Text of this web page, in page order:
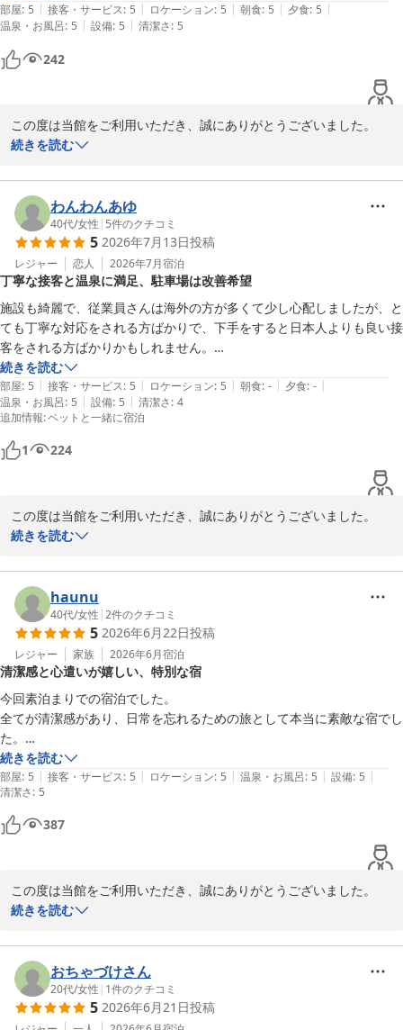
ら新渚館の様子を話したら喜んでいました。
お料理は評判通り、どれも美味しかったです。一つ一つ丁寧な仕事をし
ているのがわかります。夕食のお刺身も新鮮！金目鯛のしゃぶしゃぶは
出汁が美味しかったので、レンゲをもらい出汁を飲み干しました。朝食
のマグロのすき身、鯵の干物が美味し過ぎて、ご飯をおかわりしたくら
部屋: 5 | 接客・サービス: 5 | ロケーション: 5 | 朝食: 5 | 夕食: 5 |
温泉・お風呂: 5 | 設備: 5 | 清潔さ: 5
242
この度は当館をご利用いただき、誠にありがとうございました。
し上げます。
チェックアウトの際に懐かしい思い出をお聞かせいただけたことを
大変嬉しく思っております。
また、お料理につきましても数々のお褒めのお言葉をいただき、誠
にありがとうございます。出汁までお楽しみいただけたとのこと、
料理長をはじめ調理スタッフにとって何よりの励みでございます。
次回もご家族皆様に心地よい時間をお過ごしいただけるよう、スタ
ッフ一同心を込めてお迎えいたします。
また皆様にお会いできます日を、心より楽しみにお待ち申し上げて
おります。
熱海温泉 熱海 ホテル渚館
続きを読む
わんわんあゆ
40代/女性 | 5件のクチコミ
5 2026年7月13日投稿
レジャー 恋人 2026年7月宿泊
丁寧な接客と温泉に満足、駐車場は改善希望
施設も綺麗で、従業員さんは海外の方が多くて少し心配しましたが、と
ても丁寧な対応をされる方ばかりで、下手をすると日本人よりも良い接
客をされる方ばかりかもしれません。
お部屋も綺麗に清掃されていました。
大浴場も温泉で、綺麗で静かなお風呂で身体を癒すことができました。
利用して良かったと思います。
強いて言うなら、ペット連れ用の駐車場が、犬の排泄物の匂いがきつく
て…
宿泊者にも駐車場でおしっこさせないように注意喚起したほうがいいか
続きを読む
部屋: 5 | 接客・サービス: 5 | ロケーション: 5 | 朝食: - | 夕食: - |
温泉・お風呂: 5 | 設備: 5 | 清潔さ: 4
追加情報:ペットと一緒に宿泊
1 224
この度は当館をご利用いただき、誠にありがとうございました。
存じます。当館では海外出身のスタッフも多く在籍しております
が、お客様に安心してお過ごしいただけるよう、おもてなしの心を
大切に日々努めております。
また、お部屋の清掃や大浴場につきましてもご満足いただけたご様
子を伺い、快適にお過ごしいただけたことを何より嬉しく思いま
す。
いをおかけし誠に申し訳ございませんでした。貴重なご意見をあり
がとうございます。清掃や管理をより徹底するとともに、ご利用い
ただくお客様へのマナーのご案内につきましても、今後の改善課題
として検討してまいります。
これからも皆様に気持ちよくお過ごしいただける宿を目指し、サー
また熱海へお越しの際は、ぜひ当館をご利用くださいませ。スタッ
ホテル渚館
女将　松田
熱海温泉 熱海 ホテル渚館
続きを読む
haunu
40代/女性 |2件のクチコミ
5 2026年6月22日投稿
レジャー 家族 2026年6月宿泊
清潔感と心遣いが嬉しい、特別な宿
今回素泊まりでの宿泊でした。
全てが清潔感があり、日常を忘れるための旅として本当に素敵な宿でし
た。
中学生もいましたが、下の子と同様に子供へのプレゼントを頂き心優し
さが伝わりました。
大浴場はシンプルでしたが、おだやかな音楽が流れ、熱海城や初島が見
渡せてゆっくりとすごせました。
湯上がりフリードリンクは今まで行った宿は朝はアルコールは中止とい
夕飯のおすすめの場所を尋ねたら丁寧に地図を元に説明してくれまし
た。
また利用させてもらいたいとおもいます。
続きを読む
部屋: 5 | 接客・サービス: 5 | ロケーション: 5 | 温泉・お風呂: 5 | 設備: 5 |
清潔さ: 5
387
この度は当館をご利用いただき、誠にありがとうございました。
しく拝読いたしました。
館内の清潔さや大浴場からの景色、湯上がりサービスなど、ご滞在
をゆったりとお楽しみいただけたご様子を伺い、何よりでございま
続きを読む
おちゃづけさん
20代/女性 | 1件のクチコミ
5 2026年6月21日投稿